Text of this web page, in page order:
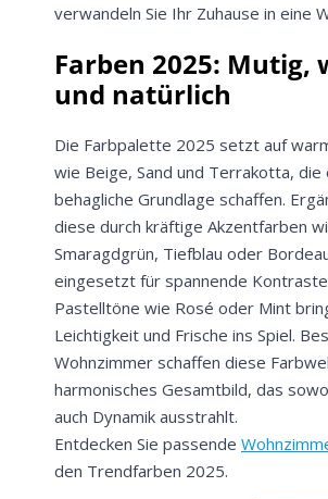
verwandeln Sie Ihr Zuhause in eine
Farben 2025: Mutig,
und natürlich
Die Farbpalette 2025 setzt auf
wie Beige, Sand und Terrakotta, die
behagliche Grundlage schaffen.
diese durch kräftige Akzentfarben
Smaragdgrün, Tiefblau oder
eingesetzt für spannende
Pastelltöne wie Rosé oder Mint
Leichtigkeit und Frische ins Spiel.
Wohnzimmer schaffen diese
harmonisches Gesamtbild, das
auch Dynamik ausstrahlt.
Entdecken Sie passende
den Trendfarben 2025.